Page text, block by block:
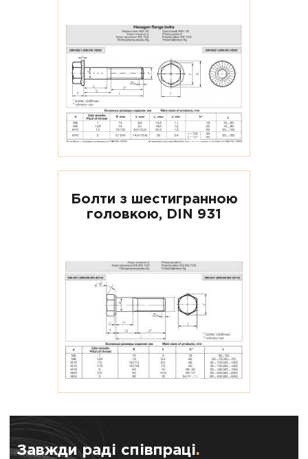
Болти з шестигранною
головкою, DIN 931
Завжди раді співпраці.